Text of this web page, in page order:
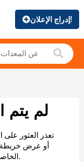
إدراج الإعلان!
لم يتم
تعذر العثور
الخاصة بنا لمساعدتك في العثور على ما تريد.